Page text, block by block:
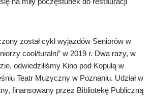
został cykl wyjazdów Seniorów w
cool/turalni” w 2019 r. Dwa razy, w
odwiedziliśmy Kino pod Kopułą w
Teatr Muzyczny w Poznaniu. Udział w
finansowany przez Bibliotekę Publiczną